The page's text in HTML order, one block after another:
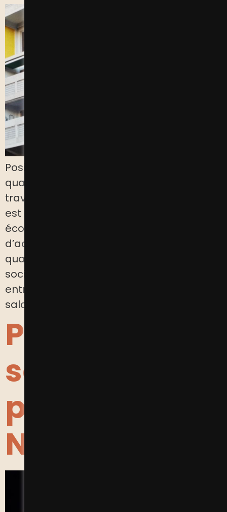
Positiv s’engage au quotidien dans les
quartiers populaires, convaincue que le
travail, qu’il soit salarié ou entrepreneurial,
est essentiel pour une insertion sociale et
économique durable. Notre mission est
d’accompagner les habitants des
quartiers à trouver leur place dans la
société, que ce soit en créant leur
entreprise ou en retrouvant un emploi
salarié.
Positiv fête
ses 10 ans de
présence en
Normandie !